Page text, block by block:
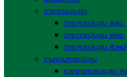
วาระการประชุม
วาระการประชุม สสอ.
วาระการประชุม พชอ.
วาระการประชุม หัวห
รานงานการประชุม
รายงานการประชุม ส